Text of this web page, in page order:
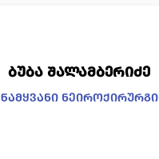
ბუბა შალამბერიძე
წამყვანი ნეიროქირურგი